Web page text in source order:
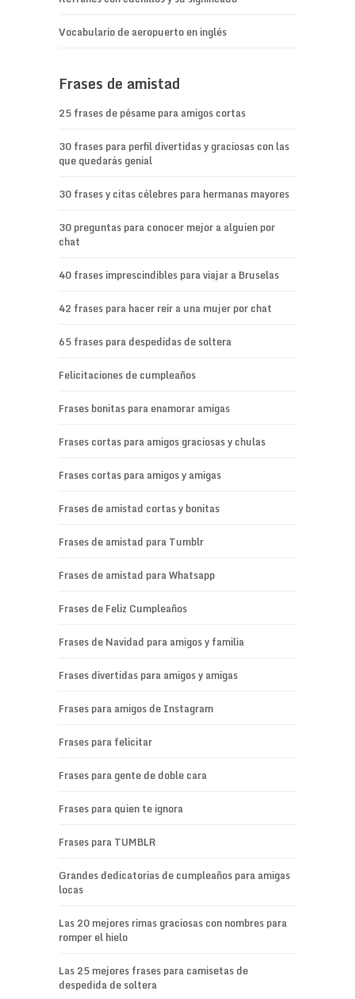
Vocabulario de aeropuerto en inglés
Frases de amistad
25 frases de pésame para amigos cortas
30 frases para perfil divertidas y graciosas con las
que quedarás genial
30 frases y citas célebres para hermanas mayores
30 preguntas para conocer mejor a alguien por
chat
40 frases imprescindibles para viajar a Bruselas
42 frases para hacer reír a una mujer por chat
65 frases para despedidas de soltera
Felicitaciones de cumpleaños
Frases bonitas para enamorar amigas
Frases cortas para amigos graciosas y chulas
Frases cortas para amigos y amigas
Frases de amistad cortas y bonitas
Frases de amistad para Tumblr
Frases de amistad para Whatsapp
Frases de Feliz Cumpleaños
Frases de Navidad para amigos y familia
Frases divertidas para amigos y amigas
Frases para amigos de Instagram
Frases para felicitar
Frases para gente de doble cara
Frases para quien te ignora
Frases para TUMBLR
Grandes dedicatorias de cumpleaños para amigas
locas
Las 20 mejores rimas graciosas con nombres para
romper el hielo
Las 25 mejores frases para camisetas de
despedida de soltera